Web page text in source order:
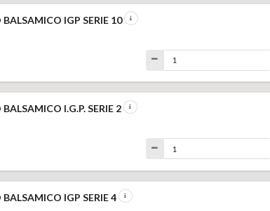
BALSAMICO IGP SERIE 10
I.G.P. SERIE 2
IGP SERIE 4